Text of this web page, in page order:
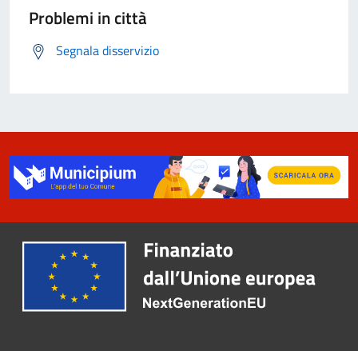
Problemi in città
Segnala disservizio